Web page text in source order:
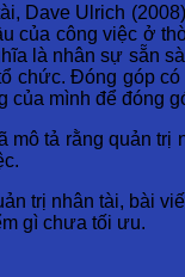
Dave Ulrich
của công việc ở
là nhân sự sẵn
chức. Đóng góp
của mình để đóng
mô tả rằng quản
trị nhân tài, bài
gì chưa tối ưu.